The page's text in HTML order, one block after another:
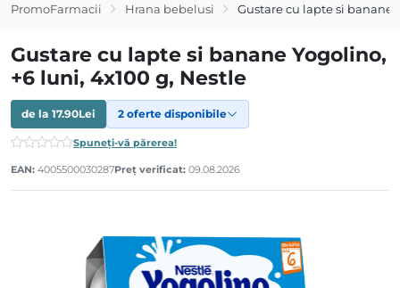
PromoFarmacii Hrana bebelusi Gustare cu lapte si banane
Gustare cu lapte si banane Yogolino,
+6 luni, 4x100 g, Nestle
de la 17.90Lei 2 oferte disponibile
Spuneți-vă părerea!
EAN: 4005500030287Preț verificat: 09.08.2026